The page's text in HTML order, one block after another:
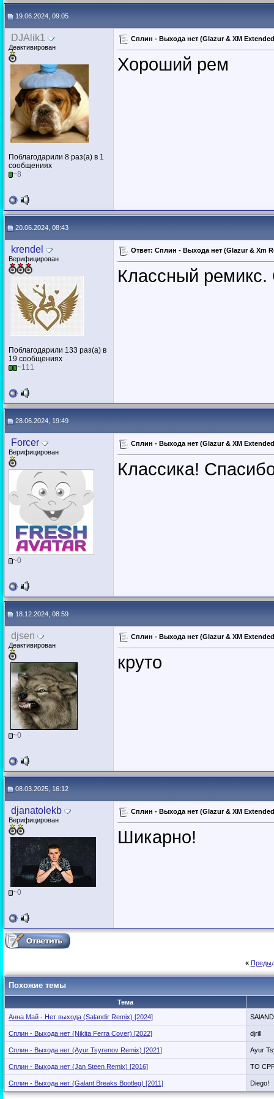
19.06.2024, 09:05
DJAlik1
Деактивирован
Поблагодарили 8 раз(а) в 1
сообщениях
~8
Сплин - Выхода нет (Glazur & XM
Хороший рем
20.06.2024, 08:43
krendel
Верифицирован
Поблагодарили 133 раз(а) в
19 сообщениях
~111
Ответ: Сплин - Выхода нет (Glazur & Xm
Классный
28.06.2024, 19:49
Forcer
Верифицирован
~0
Сплин - Выхода нет (Glazur & XM
Классика!
18.12.2024, 08:59
djsen
Деактивирован
~0
Сплин - Выхода нет (Glazur & XM
круто
08.03.2025, 16:12
djanatolekb
Верифицирован
~0
Сплин - Выхода нет (Glazur & XM
Шикарно!
«
Похожие темы
Тема
Анна Май - Нет выхода (Salandir Remix) [2024]
Сплин - Выхода нет (Nikita Ferra Cover) [2022] djrill
Сплин - Выхода нет (Ayur Tsyrenov Remix) [2021] Ayur
Сплин - Выхода нет (Jan Steen Remix) [2016] TO
Сплин - Выхода нет (Galant Breaks Bootleg) [2011] Diego!